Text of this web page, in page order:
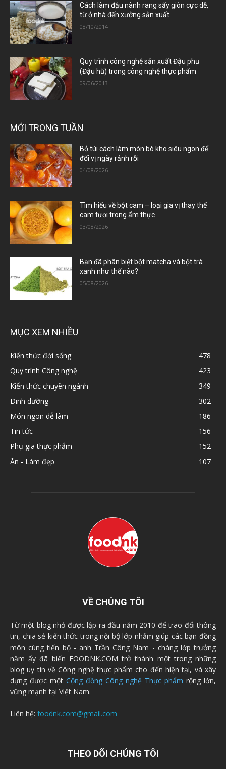
Cách làm đậu nành rang sấy giòn cực dễ,
từ ở nhà đến xưởng sản xuất
08/10/2014
Quy trình công nghệ sản xuất Đậu phụ
(Đậu hũ) trong công nghệ thực phẩm
09/06/2013
MỚI TRONG TUẦN
Bỏ túi cách làm món bò kho siêu ngon để
đổi vị ngày rảnh rỗi
04/08/2026
Tìm hiểu về bột cam – loại gia vị thay thế
cam tươi trong ẩm thực
03/08/2026
Bạn đã phân biệt bột matcha và bột trà
xanh như thế nào?
05/08/2026
MỤC XEM NHIỀU
Kiến thức đời sống
478
Quy trình Công nghệ
423
Kiến thức chuyên ngành
349
Dinh dưỡng
302
Món ngon dễ làm
186
Tin tức
156
Phụ gia thực phẩm
152
Ăn - Làm đẹp
107
VỀ CHÚNG TÔI
Từ một blog nhỏ được lập ra đầu năm 2010 để trao đổi thông
tin, chia sẻ kiến thức trong nội bộ lớp nhằm giúp các bạn đồng
môn cùng tiến bộ - anh Trần Công Nam - chàng lớp trưởng
năm ấy đã biến FOODNK.COM trở thành một trong những
blog uy tín về Công nghệ thực phẩm cho đến hiện tại, và xây
dựng được một Cộng đồng Công nghệ Thực phẩm rộng lớn,
vững mạnh tại Việt Nam.
Liên hệ: foodnk.com@gmail.com
THEO DÕI CHÚNG TÔI